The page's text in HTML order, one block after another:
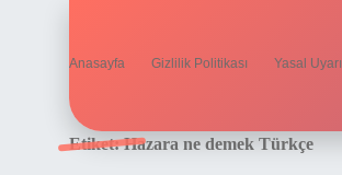
Anasayfa Gizlilik Politikası Yasal Uyarı
Etiket:Hazara ne demek Türkçe